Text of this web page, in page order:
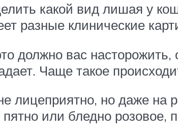
какой вид лишая у
разные клинические
должно вас
Чаще такое
лицеприятно, но даже
или бледно розовое,